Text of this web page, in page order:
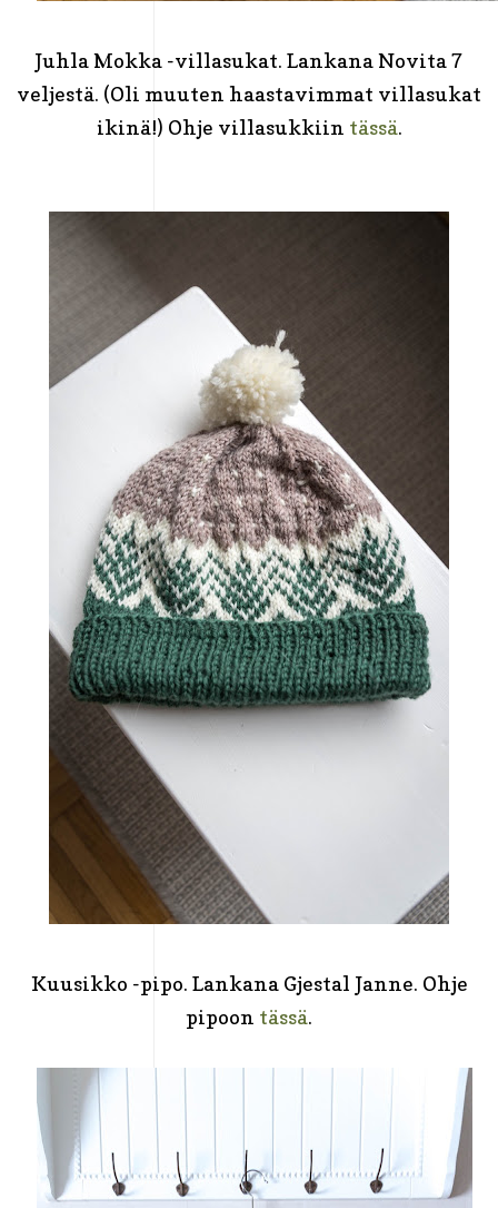
Juhla Mokka -villasukat. Lankana Novita 7
veljestä. (Oli muuten haastavimmat villasukat
ikinä!) Ohje villasukkiin tässä.
Kuusikko -pipo. Lankana Gjestal Janne. Ohje
pipoon tässä.